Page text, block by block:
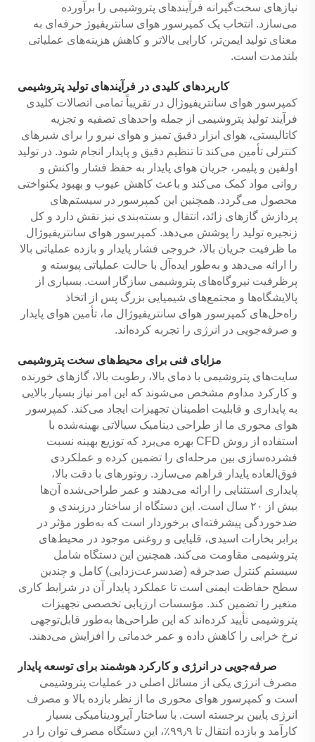
نیازهای سخت‌گیرانه فرآیندهای پتروشیمی را برآورده
می‌سازد. انتخاب یک کمپرسور هوای سانتریفیوژ حرفه‌ای به
معنای تولید ایمن‌تر، کارایی بالاتر و کاهش هزینه‌های عملیاتی
بلندمدت است.
کاربردهای کلیدی در فرآیندهای تولید پتروشیمی
کمپرسور هوای سانتریفیوژال در تقریباً تمامی اتصالات کلیدی
فرآیند تولید پتروشیمی از جمله واحدهای تصفیه و تجزیه
کاتالیستی، هوای ابزار دقیق تمیز و هوای نیرو را برای شیرهای
کنترلی تأمین می‌کند تا تنظیم دقیق و پایدار انجام شود. در تولید
اولفین و پلیمر، جریان هوای پایدار به حفظ فشار واکنش و
روانی مواد کمک می‌کند و باعث کاهش عیوب و بهبود یکنواختی
محصول می‌گردد. همچنین این کمپرسور در سیستم‌های
پردازش گازهای زائد، انتقال و بسته‌بندی نیز نقش دارد و کل
زنجیره تولید را پوشش می‌دهد. کمپرسور هوای سانتریفیوژال
ما ظرفیت جریان بالا، خروجی فشار پایدار و بازده عملیاتی بالا
را ارائه می‌دهد و به‌طور ایده‌آل با حالت عملیاتی پیوسته و
پرظرفیت نیروگاه‌های پتروشیمی سازگار است. بسیاری از
پالایشگاه‌ها و مجتمع‌های شیمیایی بزرگ پس از اتخاذ
راه‌حل‌های کمپرسور هوای سانتریفیوژال ما، تأمین هوای پایدار
و صرفه‌جویی در انرژی را تجربه کرده‌اند.
مزایای فنی برای محیط‌های سخت پتروشیمی
سایت‌های پتروشیمی با دمای بالا، رطوبت بالا، گازهای خورنده
و کارکرد مداوم مشخص می‌شوند که این امر نیاز بسیار بالایی
به پایداری و قابلیت اطمینان تجهیزات ایجاد می‌کند. کمپرسور
هوای محوری ما از طراحی دینامیک سیالاتی بهینه‌شده با
استفاده از روش CFD بهره می‌برد که توزیع بهینه نسبت
فشرده‌سازی بین مرحله‌ای را تضمین کرده و عملکردی
فوق‌العاده پایدار فراهم می‌سازد. روتورهای با دقت بالا،
پایداری استثنایی را ارائه می‌دهند و عمر طراحی‌شده آن‌ها
بیش از ۲۰ سال است. این دستگاه از ساختار درزبندی و
ضدخوردگی پیشرفته‌ای برخوردار است که به‌طور مؤثر در
برابر بخارات اسیدی، قلیایی و روغنی موجود در محیط‌های
پتروشیمی مقاومت می‌کند. همچنین این دستگاه شامل
سیستم کنترل ضدجرقه (ضدسرعت‌زدایی) کامل و چندین
سطح حفاظت ایمنی است تا عملکرد پایدار آن در شرایط کاری
متغیر را تضمین کند. مؤسسات ارزیابی تخصصی تجهیزات
پتروشیمی تأیید کرده‌اند که این طراحی‌ها به‌طور قابل‌توجهی
نرخ خرابی را کاهش داده و عمر خدماتی را افزایش می‌دهند.
صرفه‌جویی در انرژی و کارکرد هوشمند برای توسعه پایدار
مصرف انرژی یکی از مسائل اصلی در عملیات پتروشیمی
است و کمپرسور هوای محوری ما از نظر بازده بالا و مصرف
انرژی پایین برجسته است. با ساختار آیرودینامیکی بسیار
کارآمد و بازده انتقال تا ۹۹٫۹٪، این دستگاه مصرف توان را در